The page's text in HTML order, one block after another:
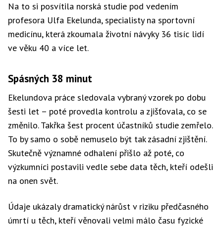
Na to si posvítila norská studie pod vedením
profesora Ulfa Ekelunda, specialisty na sportovní
medicínu, která zkoumala životní návyky 36 tisíc lidí
ve věku 40 a více let.
Spásných 38 minut
Ekelundova práce sledovala vybraný vzorek po dobu
šesti let – poté provedla kontrolu a zjišťovala, co se
změnilo. Takřka šest procent účastníků studie zemřelo.
To by samo o sobě nemuselo být tak zásadní zjištění.
Skutečně významné odhalení přišlo až poté, co
výzkumníci postavili vedle sebe data těch, kteří odešli
na onen svět.
Údaje ukázaly dramatický nárůst v riziku předčasného
úmrtí u těch, kteří věnovali velmi málo času fyzické